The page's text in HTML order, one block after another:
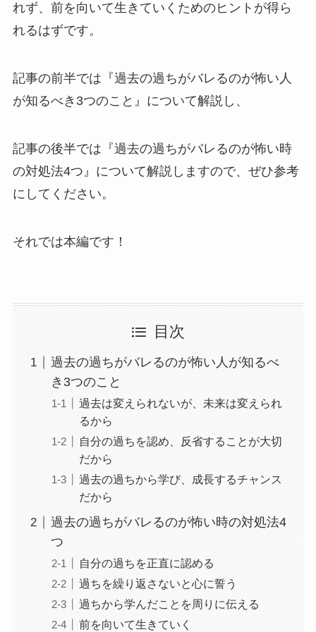
れず、前を向いて生きていくためのヒントが得ら
れるはずです。
記事の前半では『過去の過ちがバレるのが怖い人
が知るべき3つのこと』について解説し、
記事の後半では『過去の過ちがバレるのが怖い時
の対処法4つ』について解説しますので、ぜひ参考
にしてください。
それでは本編です！
目次
過去の過ちがバレるのが怖い人が知るべ
き3つのこと
過去は変えられないが、未来は変えられ
るから
自分の過ちを認め、反省することが大切
だから
過去の過ちから学び、成長するチャンス
だから
過去の過ちがバレるのが怖い時の対処法4
つ
自分の過ちを正直に認める
過ちを繰り返さないと心に誓う
過ちから学んだことを周りに伝える
前を向いて生きていく